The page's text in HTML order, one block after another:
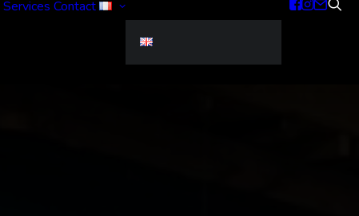
Services Contact